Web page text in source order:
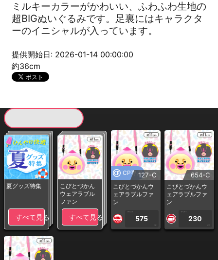
ミルキーカラーがかわいい、ふわふわ生地の
超BIGぬいぐるみです。足裏にはキャラクタ
ーのイニシャルが入っています。
提供開始日: 2026-01-14 00:00:00
約36cm
夏グッズ特集
すべて見る
こびとづかん
ウェアラブル
ファン
すべて見る
CP専用127-C
こびとづかんウ
ェアラブルファ
ン
1PLAY
575
CP
654-C
こびとづかんウ
ェアラブルファ
ン
1PLAY
230
CP